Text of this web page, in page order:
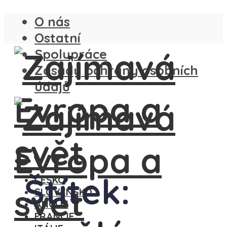
O nás
Ostatní
Spolupráce
Zásady ochrany osobních
údajů
ČESKO
SLOVENSKO
ANGLIE
FRANCIE
Štítek: